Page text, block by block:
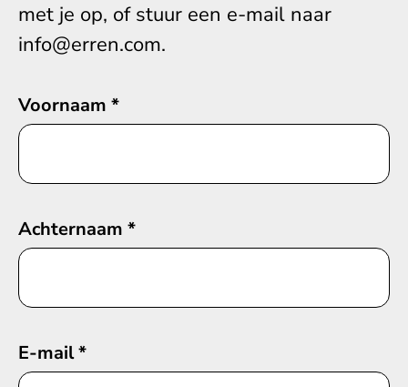
met je op, of stuur een e-mail naar
info@erren.com.
Voornaam *
Achternaam *
E-mail*